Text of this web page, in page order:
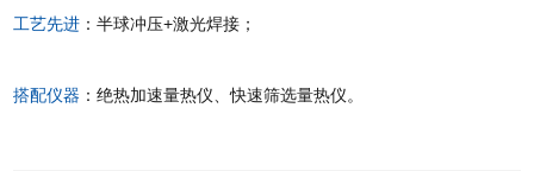
工艺先进 ：半球冲压+激光焊接；
搭配仪器 ：绝热加速量热仪、快速筛选量热仪。